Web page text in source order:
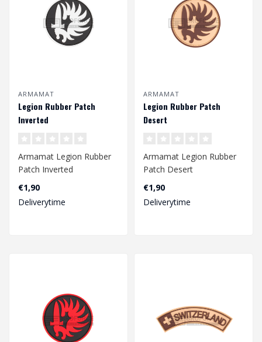
ARMAMAT
Legion Rubber Patch
Inverted
Armamat Legion Rubber
Patch Inverted
€1,90
Deliverytime
ARMAMAT
Legion Rubber Patch
Desert
Armamat Legion Rubber
Patch Desert
€1,90
Deliverytime